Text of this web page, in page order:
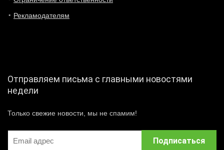
Рекламодателям
Отправляем письма с главными новостями
недели
Только свежие новости, мы не спамим!